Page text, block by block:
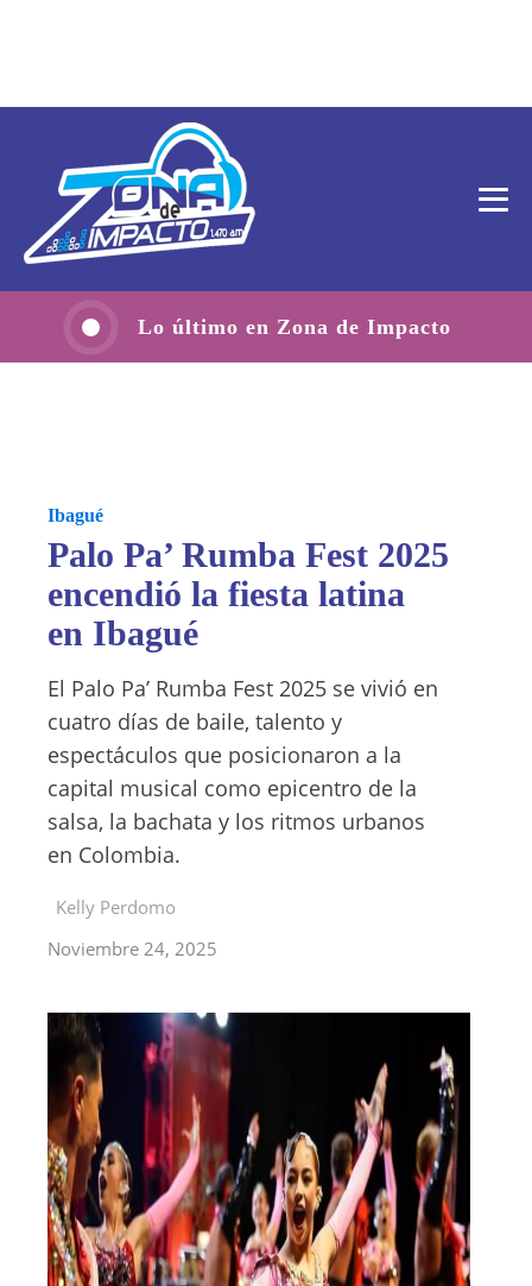
Lo último en Zona de Impacto
Ibagué
Palo Pa’ Rumba Fest 2025
encendió la fiesta latina
en Ibagué
El Palo Pa’ Rumba Fest 2025 se vivió en
cuatro días de baile, talento y
espectáculos que posicionaron a la
capital musical como epicentro de la
salsa, la bachata y los ritmos urbanos
en Colombia.
Kelly Perdomo
Noviembre 24, 2025